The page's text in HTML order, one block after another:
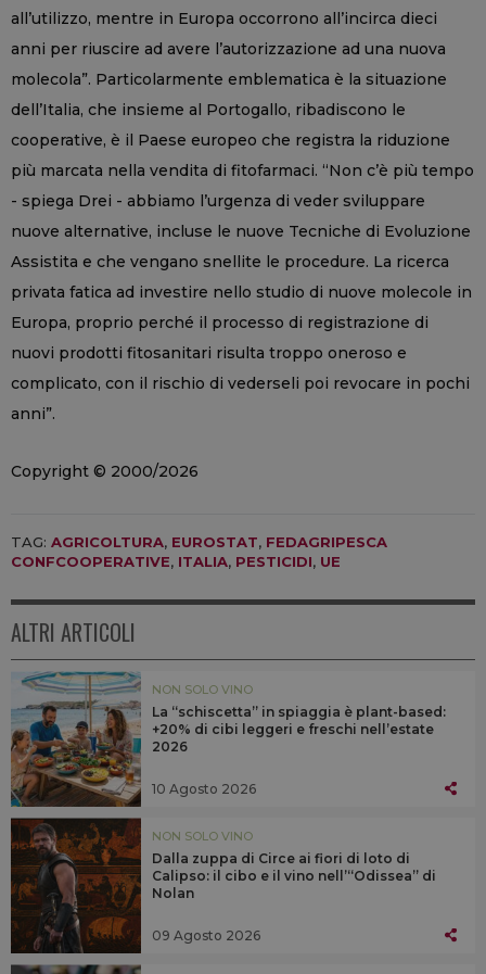
all’utilizzo, mentre in Europa occorrono all’incirca dieci
anni per riuscire ad avere l’autorizzazione ad una nuova
molecola”. Particolarmente emblematica è la situazione
dell’Italia, che insieme al Portogallo, ribadiscono le
cooperative, è il Paese europeo che registra la riduzione
più marcata nella vendita di fitofarmaci. “Non c’è più tempo
- spiega Drei - abbiamo l’urgenza di veder sviluppare
nuove alternative, incluse le nuove Tecniche di Evoluzione
Assistita e che vengano snellite le procedure. La ricerca
privata fatica ad investire nello studio di nuove molecole in
Europa, proprio perché il processo di registrazione di
nuovi prodotti fitosanitari risulta troppo oneroso e
complicato, con il rischio di vederseli poi revocare in pochi
anni”.
Copyright © 2000/2026
TAG: AGRICOLTURA, EUROSTAT, FEDAGRIPESCA
CONFCOOPERATIVE, ITALIA, PESTICIDI, UE
ALTRI ARTICOLI
NON SOLO VINO
La “schiscetta” in spiaggia è plant-based:
+20% di cibi leggeri e freschi nell’estate
2026
10 Agosto 2026
NON SOLO VINO
Dalla zuppa di Circe ai fiori di loto di
Calipso: il cibo e il vino nell’“Odissea” di
Nolan
09 Agosto 2026